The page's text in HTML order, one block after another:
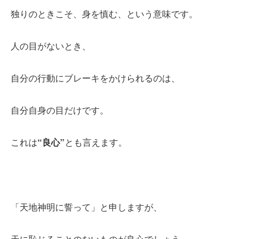
独りのときこそ、身を慎む、という意味です。
人の目がないとき、
自分の行動にブレーキをかけられるのは、
自分自身の目だけです。
これは“良心”とも言えます。
「天地神明に誓って」と申しますが、